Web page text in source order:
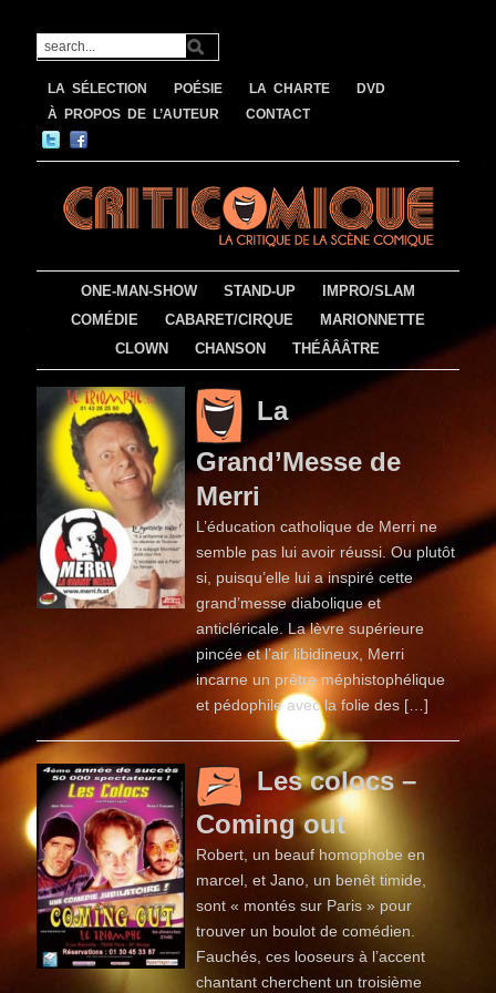
LA SÉLECTION POÉSIE LA CHARTE
DVD
À PROPOS DE L’AUTEUR
CONTACT
ONE-MAN-SHOW STAND-UP
IMPRO/SLAM
COMÉDIE
CABARET/CIRQUE
MARIONNETTE
CLOWN
CHANSON THÉÂÂÂTRE
La
Grand’Messe de
Merri
L’éducation catholique de Merri ne
semble pas lui avoir réussi. Ou plutôt
si, puisqu’elle lui a inspiré cette
grand’messe diabolique et
anticléricale. La lèvre supérieure
pincée et l’air libidineux, Merri
incarne un prêtre méphistophélique
et pédophile avec la folie des […]
Les colocs –
Coming out
Robert, un beauf homophobe en
marcel, et Jano, un benêt timide,
sont « montés sur Paris » pour
trouver un boulot de comédien.
Fauchés, ces looseurs à l’accent
chantant cherchent un troisième